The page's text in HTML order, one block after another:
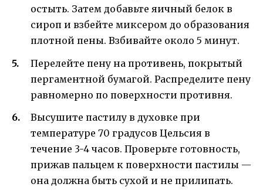
остыть. Затем добавьте яичный белок в
сироп и взбейте миксером до образования
плотной пены. Взбивайте около 5 минут.
Перелейте пену на противень, покрытый
пергаментной бумагой. Распределите пену
равномерно по поверхности противня.
Высушите пастилу в духовке при
температуре 70 градусов Цельсия в
течение 3-4 часов. Проверьте готовность,
прижав пальцем к поверхности пастилы —
она должна быть сухой и не прилипать.